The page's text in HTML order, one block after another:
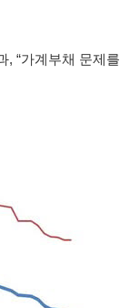
, “가계부채 문제를